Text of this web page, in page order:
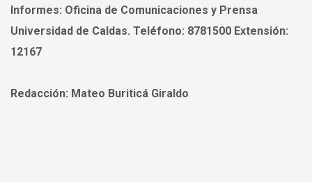
Informes: Oficina de Comunicaciones y Prensa
Universidad de Caldas. Teléfono: 8781500 Extensión:
12167
Redacción: Mateo Buriticá Giraldo